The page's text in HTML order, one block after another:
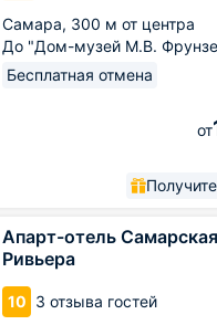
Самара, 300 м от центра
До "Дом-музей М.В.
Бесплатная отмена
от
Получите
Апарт-отель Самарская
Ривьера
10 3 отзыва гостей